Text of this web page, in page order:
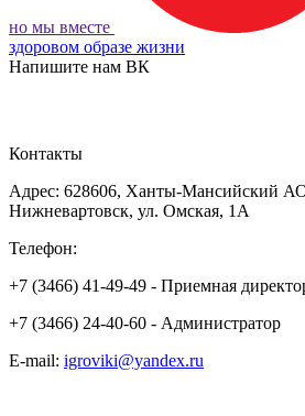
но мы вместе
здоровом образе жизни
Напишите нам ВК
Контакты
Адрес: 628606, Ханты-Мансийский
Нижневартовск, ул. Омская, 1А
Телефон:
+7 (3466) 41-49-49 - Приемная
+7 (3466) 24-40-60 - Администратор
E-mail: igroviki@yandex.ru